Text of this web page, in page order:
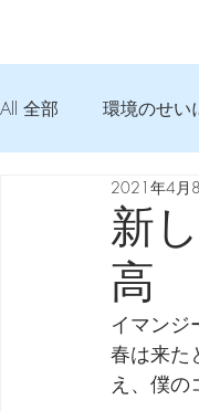
All 全部 環境のせい
弦交換の記録
Imanjy Studio 使わ
劇団 Avan 劇伴が
新
高
2021年4月
イマンジ
春は来た
え、僕の